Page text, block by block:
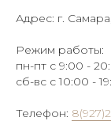
Адрес: г.
Режим работы:
пн-пт с 9:00 -
сб-вс с 10:00 -
Телефон: